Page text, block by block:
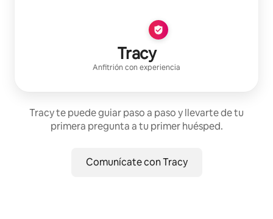
Tracy
Anfitrión con experiencia
Tracy te puede guiar paso a paso y llevarte de tu
primera pregunta a tu primer huésped.
Comunícate con Tracy